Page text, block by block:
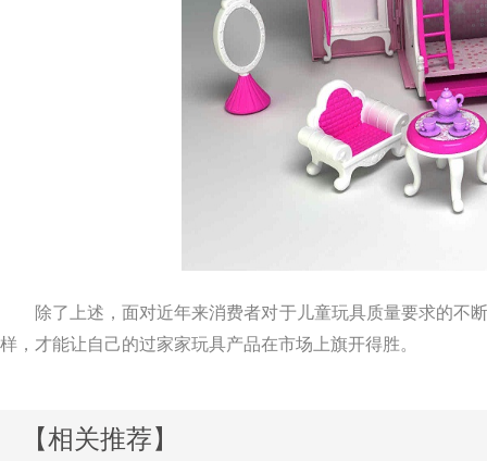
除了上述，面对近年来消费者对于儿童玩具质量要求的不
样，才能让自己的过家家玩具产品在市场上旗开得胜。
【相关推荐】